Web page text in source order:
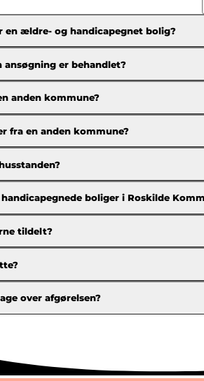
en ældre- og handicapegnet bolig?
ansøgning er behandlet?
anden kommune?
fra en anden kommune?
boliger i Roskilde
tildelt?
over afgørelsen?